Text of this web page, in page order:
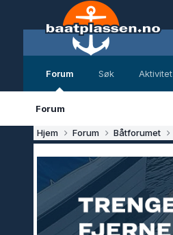
Forum
Forum
Søk Aktivitet
Hjem Forum Båtforumet